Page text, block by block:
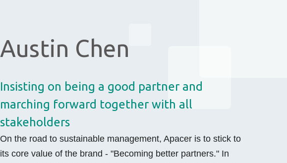
Austin Chen
Insisting on being a good partner and
marching forward together with all
stakeholders
On the road to sustainable management, Apacer is to stick to
its core value of the brand - "Becoming better partners." In